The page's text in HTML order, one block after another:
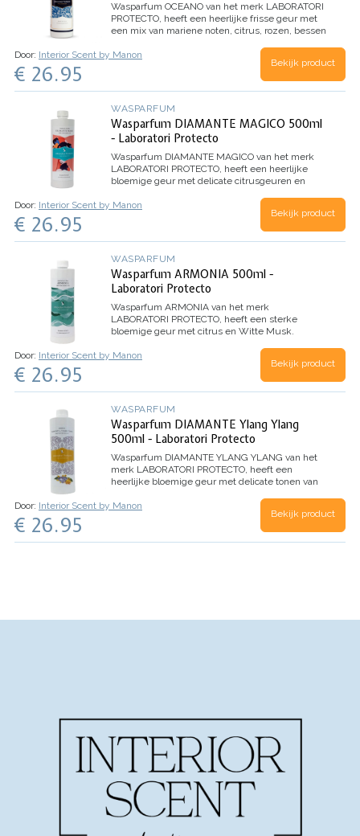
Wasparfum OCEANO van het merk LABORATORI
PROTECTO, heeft een heerlijke frisse geur met
een mix van mariene noten, citrus, rozen, bessen
wasbeurten)
Door: Interior Scent by Manon
€ 26.95 Bekijk product
WASPARFUM
Wasparfum DIAMANTE MAGICO 500ml
- Laboratori Protecto
Wasparfum DIAMANTE MAGICO van het merk
LABORATORI PROTECTO, heeft een heerlijke
bloemige geur met delicate citrusgeuren en
wasparfum, evolueert het parfum beter en
Inhoud 500ml
Door: Interior Scent by Manon
€ 26.95 Bekijk product
WASPARFUM
Wasparfum ARMONIA 500ml -
Laboratori Protecto
Wasparfum ARMONIA van het merk
LABORATORI PROTECTO, heeft een sterke
bloemige geur met citrus en Witte Musk.
evolueert het parfum beter en behoudt het de
Inhoud 500ml (voor 100
Door: Interior Scent by Manon
€ 26.95 Bekijk product
WASPARFUM
Wasparfum DIAMANTE Ylang Ylang
500ml - Laboratori Protecto
Wasparfum DIAMANTE YLANG YLANG van het
merk LABORATORI PROTECTO, heeft een
heerlijke bloemige geur met delicate tonen van
Dennen
HART: Jasmijn, Lelie, Roos
Inhoud 500ml
Door: Interior Scent by Manon
€ 26.95 Bekijk product